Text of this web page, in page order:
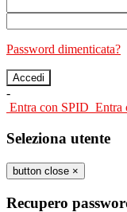
Password dimenticata?
-
Entra con SPID Entra
Seleziona utente
button close ×
Recupero